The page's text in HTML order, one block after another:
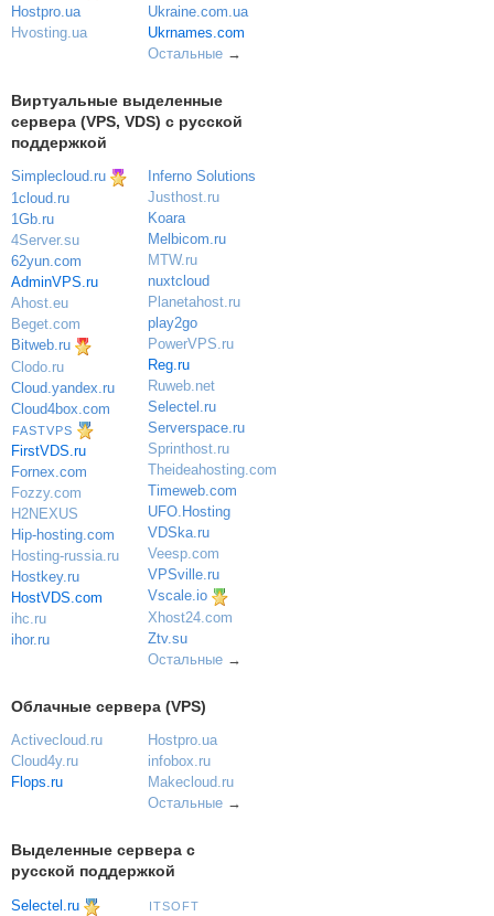
Hostpro.ua
Hvosting.ua
Ukraine.com.ua
Ukrnames.com
Остальные→
Виртуальные выделенные
сервера (VPS, VDS) с русской
поддержкой
Simplecloud.ru
1cloud.ru
1Gb.ru
4Server.su
62yun.com
AdminVPS.ru
Ahost.eu
Beget.com
Bitweb.ru
Clodo.ru
Cloud.yandex.ru
Cloud4box.com
FASTVPS
FirstVDS.ru
Fornex.com
Fozzy.com
H2NEXUS
Hip-hosting.com
Hosting-russia.ru
Hostkey.ru
HostVDS.com
ihc.ru
ihor.ru
Inferno Solutions
Justhost.ru
Koara
Melbicom.ru
MTW.ru
nuxtcloud
Planetahost.ru
play2go
PowerVPS.ru
Reg.ru
Ruweb.net
Selectel.ru
Serverspace.ru
Sprinthost.ru
Theideahosting.com
Timeweb.com
UFO.Hosting
VDSka.ru
Veesp.com
VPSville.ru
Vscale.io
Xhost24.com
Ztv.su
Остальные→
Облачные сервера (VPS)
Activecloud.ru
Cloud4y.ru
Flops.ru
Hostpro.ua
infobox.ru
Makecloud.ru
Остальные→
Выделенные сервера с
русской поддержкой
Selectel.ru
ITSOFT